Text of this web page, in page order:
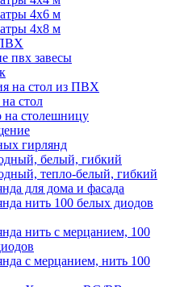
4х6 м
4х8 м
пвх завесы
на стол из ПВХ
стол
на столешницу
гирлянд
белый, гибкий
тепло-белый, гибкий
для дома и фасада
нить 100 белых диодов
нить с мерцанием, 100
с мерцанием, нить 100